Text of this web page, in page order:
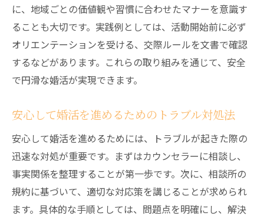
に、地域ごとの価値観や習慣に合わせたマナーを意識す
ることも大切です。実践例としては、活動開始前に必ず
オリエンテーションを受ける、交際ルールを文書で確認
するなどがあります。これらの取り組みを通じて、安全
で円滑な婚活が実現できます。
安心して婚活を進めるためのトラブル対処法
安心して婚活を進めるためには、トラブルが起きた際の
迅速な対処が重要です。まずはカウンセラーに相談し、
事実関係を整理することが第一歩です。次に、相談所の
規約に基づいて、適切な対応策を講じることが求められ
ます。具体的な手順としては、問題点を明確にし、解決